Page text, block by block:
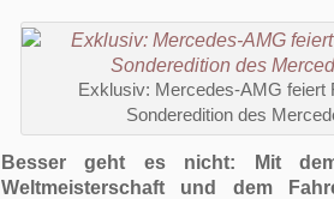
Exklusiv: Mercedes-AMG feiert
Sonderedition des
Besser geht es nicht: Mit
Weltmeisterschaft und dem